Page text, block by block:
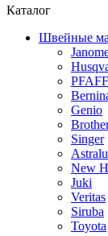
Каталог
Швейные
PFAFF
Genio
Singer
New
Juki
Veritas
Siruba
Toyota